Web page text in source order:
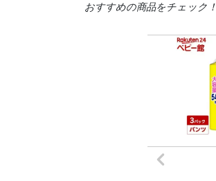
おすすめの商品をチェック！